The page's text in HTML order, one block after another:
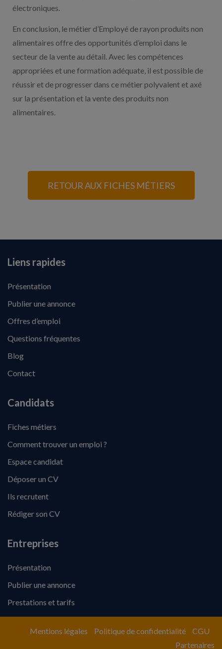
électroniques.
En conclusion, le métier d’Employé de rayon produits non
alimentaires offre des opportunités d’emploi dans le
secteur de la vente au détail. Avec les compétences
appropriées et une formation adéquate, il est possible de
réussir et de progresser dans ce métier polyvalent et axé
sur la présentation et la vente des produits non
alimentaires.
RETOUR AUX FICHES MÉTIERS
Liens rapides
Présentation
Publier une annonce
Offres d’emploi
Questions fréquentes
Blog
Contact
Candidats
Fiches métiers
Comment trouver un emploi ?
Espace candidat
Déposer un CV
Ils recrutent
Rédiger son CV
Entreprises
Présentation
Publier une annonce
Prestations et tarifs
Mentions légales Politique de confidentialité
CGU
Partenaires